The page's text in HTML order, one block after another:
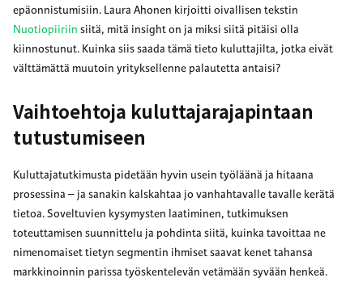
epäonnistumisiin. Laura Ahonen kirjoitti oivallisen tekstin
Nuotiopiiriin siitä, mitä insight on ja miksi siitä pitäisi olla
kiinnostunut. Kuinka siis saada tämä tieto kuluttajilta, jotka eivät
välttämättä muutoin yrityksellenne palautetta antaisi?
Vaihtoehtoja kuluttajarajapintaan
tutustumiseen
Kuluttajatutkimusta pidetään hyvin usein työläänä ja hitaana
prosessina – ja sanakin kalskahtaa jo vanhahtavalle tavalle kerätä
tietoa. Soveltuvien kysymysten laatiminen, tutkimuksen
toteuttamisen suunnittelu ja pohdinta siitä, kuinka tavoittaa ne
nimenomaiset tietyn segmentin ihmiset saavat kenet tahansa
markkinoinnin parissa työskentelevän vetämään syvään henkeä.